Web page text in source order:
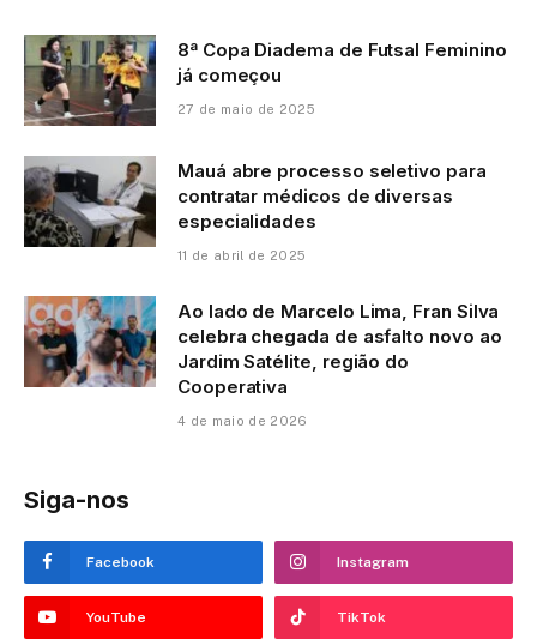
8ª Copa Diadema de Futsal Feminino
já começou
27 de maio de 2025
Mauá abre processo seletivo para
contratar médicos de diversas
especialidades
11 de abril de 2025
Ao lado de Marcelo Lima, Fran Silva
celebra chegada de asfalto novo ao
Jardim Satélite, região do
Cooperativa
4 de maio de 2026
Siga-nos
Facebook Instagram
YouTube TikTok